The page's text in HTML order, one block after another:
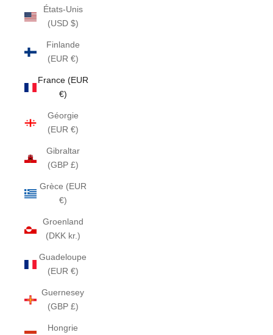
États-Unis
(USD $)
Finlande
(EUR €)
France (EUR
€)
Géorgie
(EUR €)
Gibraltar
(GBP £)
Grèce (EUR
€)
Groenland
(DKK kr.)
Guadeloupe
(EUR €)
Guernesey
(GBP £)
Hongrie